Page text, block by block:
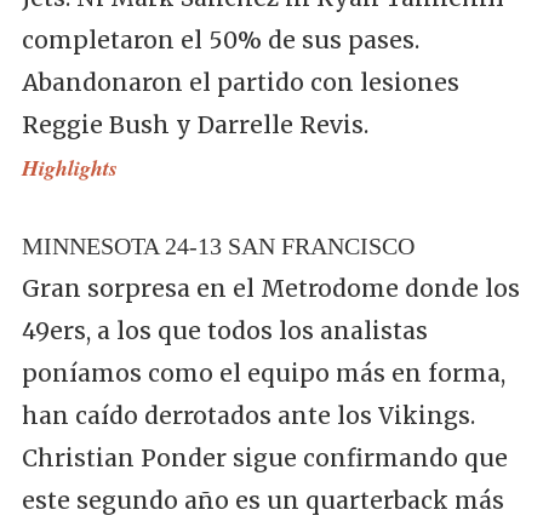
completaron el 50% de sus pases.
Abandonaron el partido con lesiones
Reggie Bush y Darrelle Revis.
Highlights
MINNESOTA 24-13 SAN FRANCISCO
Gran sorpresa en el Metrodome donde los
49ers, a los que todos los analistas
poníamos como el equipo más en forma,
han caído derrotados ante los Vikings.
Christian Ponder sigue confirmando que
este segundo año es un quarterback más